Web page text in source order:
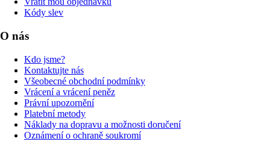
Kódy slev
O nás
Kdo jsme?
Kontaktujte nás
Všeobecné obchodní podmínky
Vrácení a vrácení peněz
Právní upozornění
Platební metody
Náklady na dopravu a možnosti doručení
Oznámení o ochraně soukromí